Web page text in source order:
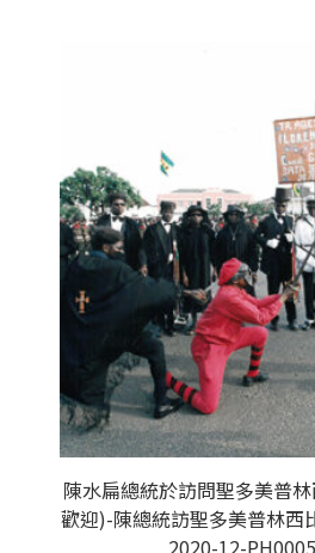
陳水扁總統於訪問聖多美普
歡迎)-陳總統訪聖多美普林西
2020-12-